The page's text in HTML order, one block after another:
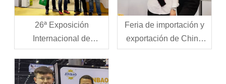
26ª Exposición
Internacional de
Tecnología y Equipos de
Publicidad y
Señalización de
Feria de importación y
exportación de China
2023